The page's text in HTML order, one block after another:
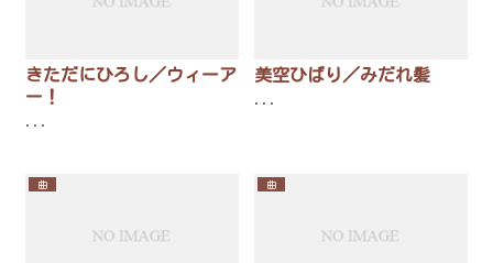
きただにひろし／ウィーア
ー！
美空ひばり／みだれ髪
曲 曲